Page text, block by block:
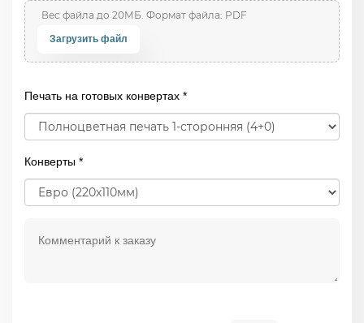
Загрузить файл
Печать на готовых конвертах *
Конверты *